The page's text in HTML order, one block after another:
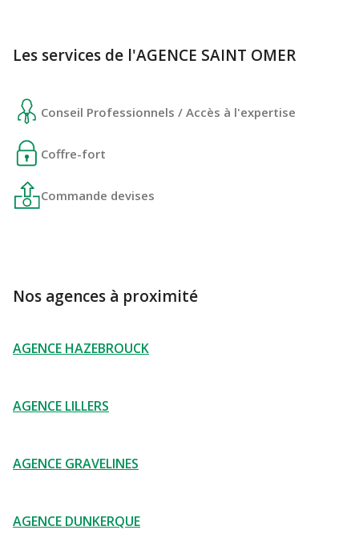
Les services de l'AGENCE SAINT OMER
Conseil Professionnels / Accès à l'expertise
Coffre-fort
Commande devises
Nos agences à proximité
AGENCE HAZEBROUCK
AGENCE LILLERS
AGENCE GRAVELINES
AGENCE DUNKERQUE